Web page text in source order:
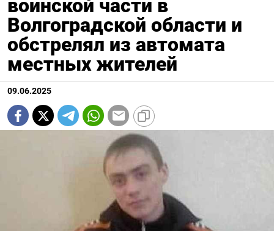
воинской части в
Волгоградской области и
обстрелял из автомата
местных жителей
09.06.2025